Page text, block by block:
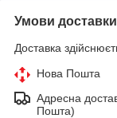
Умови доставки
Доставка
Нова Пошта
Адресна
Пошта)